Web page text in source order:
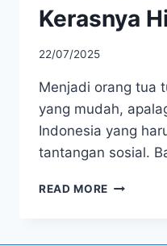
Kerasnya
22/07/2025
Menjadi orang tua
yang mudah,
Indonesia yang
tantangan sosial.
READ MORE